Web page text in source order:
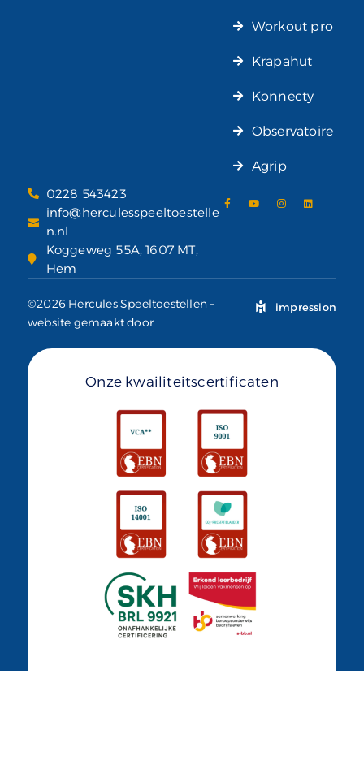
Workout pro
Krapahut
Konnecty
Observatoire
Agrip
0228 543423
info@herculesspeeltoestelle
n.nl
Koggeweg 55A, 1607 MT,
Hem
©2026 Hercules Speeltoestellen –
website gemaakt door
impression
Onze kwailiteitscertificaten